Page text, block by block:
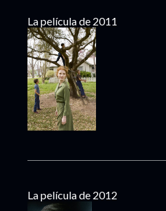
La película de 2011
La película de 2012